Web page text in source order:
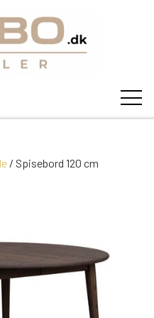
DALLAS
Spisebord 120 cm